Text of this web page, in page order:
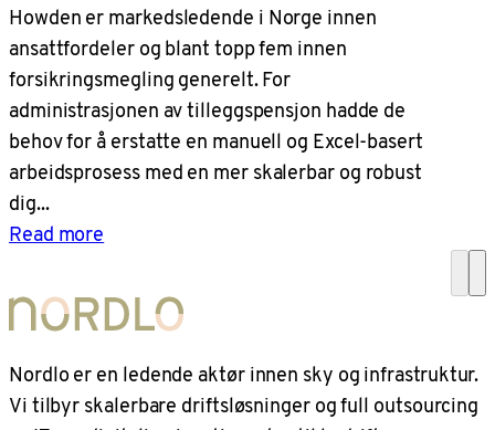
Howden er markedsledende i Norge innen
ansattfordeler og blant topp fem innen
forsikringsmegling generelt. For
administrasjonen av tilleggspensjon hadde de
behov for å erstatte en manuell og Excel-basert
arbeidsprosess med en mer skalerbar og robust
dig...
Read more
Nordlo er en ledende aktør innen sky og infrastruktur.
Vi tilbyr skalerbare driftsløsninger og full outsourcing